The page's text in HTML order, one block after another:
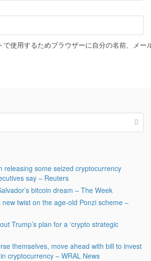
で使用するためブラウザーに自分の名前、メー
releasing some seized cryptocurrency
say – Reuters
bitcoin dream – The Week
twist on the age-old Ponzi scheme –
Trump’s plan for a ‘crypto strategic
themselves, move ahead with bill to invest
cryptocurrency – WRAL News